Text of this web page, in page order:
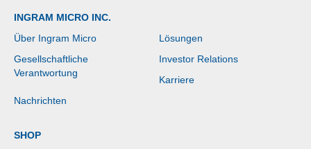
INGRAM MICRO INC.
Über Ingram Micro
Lösungen
Gesellschaftliche
Verantwortung
Investor Relations
Karriere
Nachrichten
SHOP